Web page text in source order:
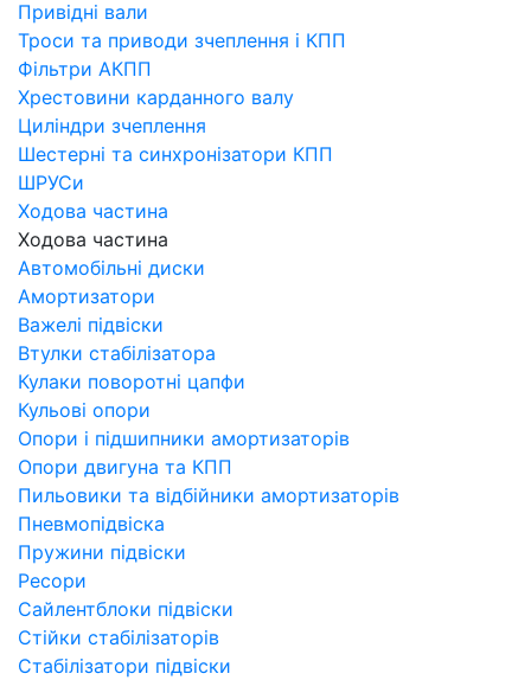
Привідні вали
Троси та приводи зчеплення і КПП
Фільтри АКПП
Хрестовини карданного валу
Циліндри зчеплення
Шестерні та синхронізатори КПП
ШРУСи
Ходова частина
Ходова частина
Автомобільні диски
Амортизатори
Важелі підвіски
Втулки стабілізатора
Кулаки поворотні цапфи
Кульові опори
Опори і підшипники амортизаторів
Опори двигуна та КПП
Пильовики та відбійники амортизаторів
Пневмопідвіска
Пружини підвіски
Ресори
Сайлентблоки підвіски
Стійки стабілізаторів
Стабілізатори підвіски